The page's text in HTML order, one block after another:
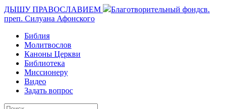
ДЫШУ ПРАВОСЛАВИЕМ Благотворительный фондсв.
преп. Силуана Афонского
Библия
Молитвослов
Каноны Церкви
Библиотека
Миссионеру
Видео
Задать вопрос